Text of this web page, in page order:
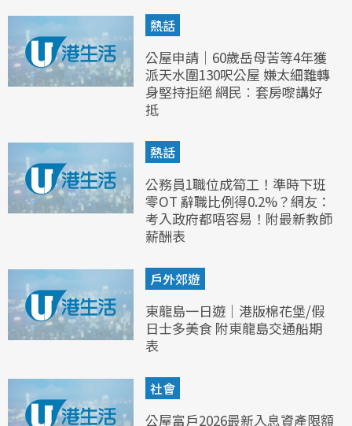
熱話
公屋申請｜60歲岳母苦等4年獲
派天水圍130呎公屋 嫌太細難轉
身堅持拒絕 網民︰套房嚟講好
抵
熱話
公務員1職位成筍工！準時下班
零OT 辭職比例得0.2%？網友：
考入政府都唔容易！附最新教師
薪酬表
戶外郊遊
東龍島一日遊｜港版棉花堡/假
日士多美食 附東龍島交通船期
表
社會
公屋富戶2026最新入息資產限額